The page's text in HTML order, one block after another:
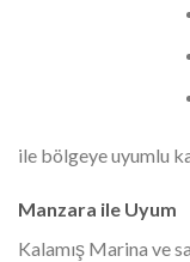
ile bölgeye uyumlu
Manzara ile Uyum
Kalamış Marina ve